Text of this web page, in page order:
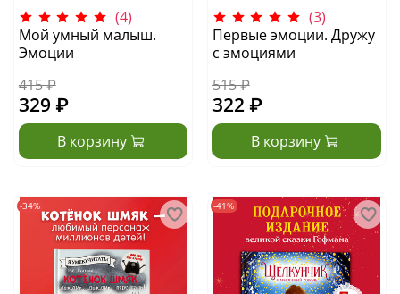
(4)
Мой умный малыш.
Эмоции
415 ₽
329 ₽
В корзину
(3)
Первые эмоции. Дружу
с эмоциями
515 ₽
322 ₽
В корзину
-34% -41%